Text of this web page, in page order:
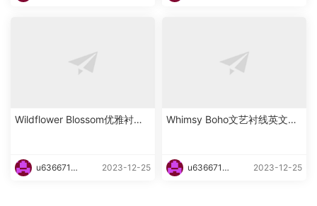
Wildflower Blossom优雅衬线
u6366719
2023-12-25
Whimsy Boho文艺衬线英文字
u6366719
2023-12-25